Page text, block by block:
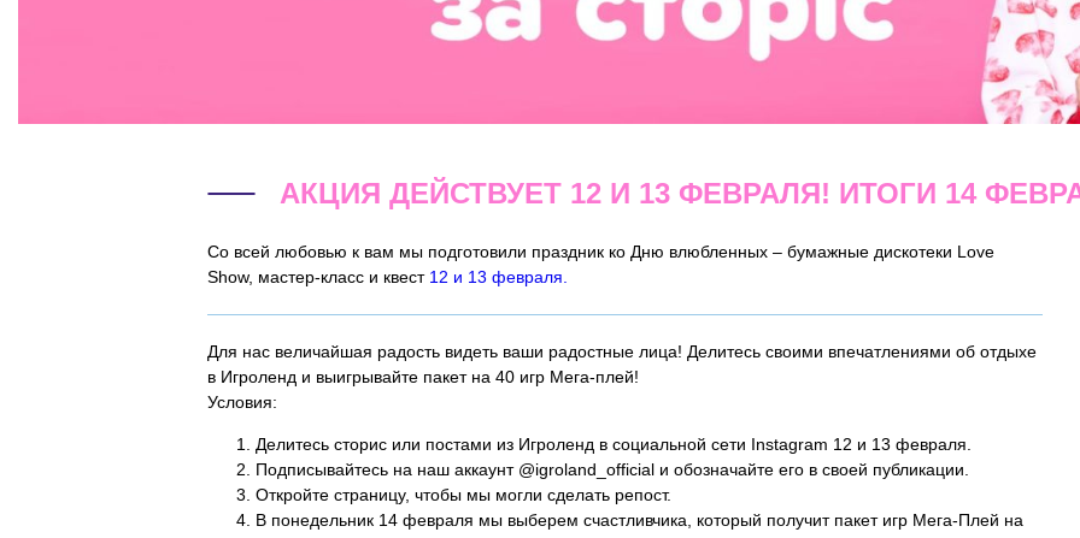
АКЦИЯ ДЕЙСТВУЕТ 12 И 13 ФЕВРАЛЯ! ИТОГИ 14
Со всей любовью к вам мы подготовили праздник ко Дню влюбленных – бумажные дискотеки Love
Show, мастер-класс и квест 12 и 13 февраля.
Для нас величайшая радость видеть ваши радостные лица! Делитесь своими впечатлениями об отдыхе
в Игроленд и выигрывайте пакет на 40 игр Мега-плей!
Условия:
Делитесь сторис или постами из Игроленд в социальной сети Instagram 12 и 13 февраля.
Подписывайтесь на наш аккаунт @igroland_official и обозначайте его в своей публикации.
Откройте страницу, чтобы мы могли сделать репост.
В понедельник 14 февраля мы выберем счастливчика, который получит пакет игр Мега-Плей на